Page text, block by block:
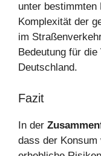
unter bestimmten
Komplexität der
im
Bedeutung für
Deutschland.
Fazit
In der
dass der Konsum